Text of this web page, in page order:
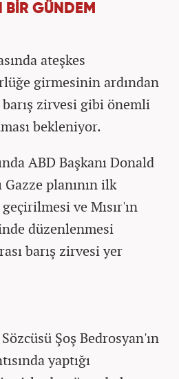
BİR GÜNDEM
ateşkes
girmesinin ardından
zirvesi gibi önemli
bekleniyor.
ABD Başkanı Donald
Gazze planının ilk
ve Mısır'ın
düzenlenmesi
barış zirvesi yer
Şoş Bedrosyan'ın
yaptığı